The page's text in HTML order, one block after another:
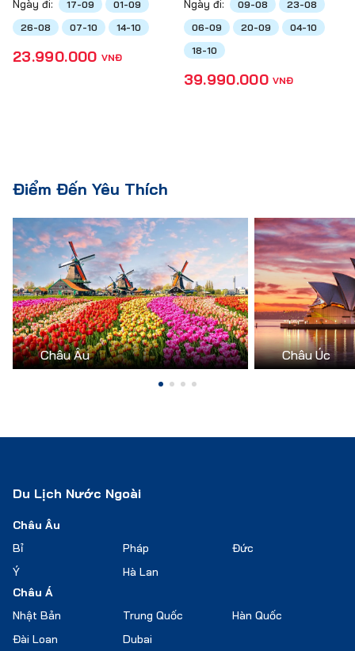
Ngày đi: 17-09
01-09
26-08
07-10 14-10
23.990.000 VNĐ
Ngày đi: 09-08
23-08
06-09
20-09
04-10
18-10
39.990.000 VNĐ
Điểm Đến Yêu Thích
Châu Âu Châu Úc
Du Lịch Nước Ngoài
Châu Âu
Bỉ
Pháp
Đức
Ý
Hà Lan
Châu Á
Nhật Bản
Trung Quốc
Hàn Quốc
Đài Loan
Dubai